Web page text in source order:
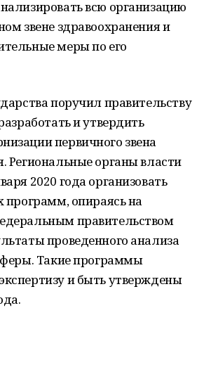
всю организацию
звене здравоохранения и
меры по его
поручил правительству
и утвердить
первичного звена
Региональные органы власти
2020 года организовать
программ, опираясь на
правительством
проведенного анализа
Такие программы
и быть утверждены